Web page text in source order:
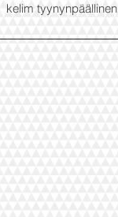
kelim tyynynpäällinen